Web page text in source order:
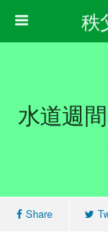
秩
水道週
Share